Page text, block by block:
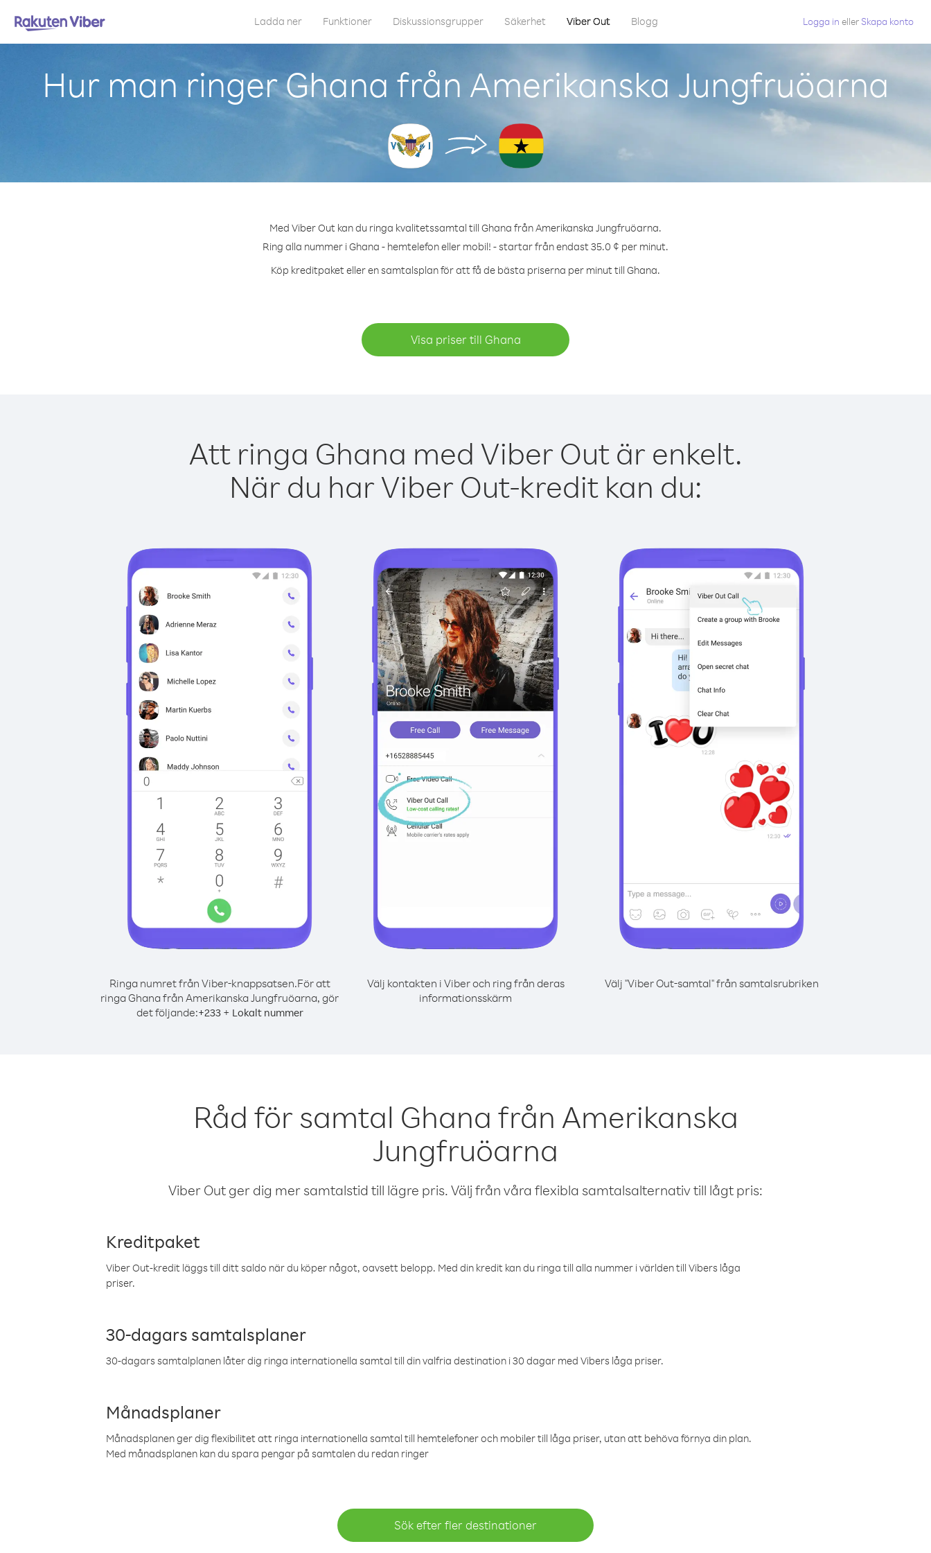
Ladda ner Funktioner Diskussionsgrupper Säkerhet Viber Out Blogg Logga in eller Skapa konto
Hur man ringer Ghana från Amerikanska Jungfruöarna
Med Viber Out kan du ringa kvalitetssamtal till Ghana från Amerikanska Jungfruöarna.
Ring alla nummer i Ghana - hemtelefon eller mobil! - startar från endast 35.0 ¢ per minut.
Köp kreditpaket eller en samtalsplan för att få de bästa priserna per minut till Ghana.
Visa priser till Ghana
Att ringa Ghana med Viber Out är enkelt.
När du har Viber Out-kredit kan du:
Ringa numret från Viber-knappsatsen.För att
ringa Ghana från Amerikanska Jungfruöarna, gör
det följande:+233+ Lokalt nummer
Välj kontakten i Viber och ring från deras
informationsskärm
Välj "Viber Out-samtal" från samtalsrubriken
Råd för samtal Ghana från Amerikanska
Jungfruöarna
Viber Out ger dig mer samtalstid till lägre pris. Välj från våra flexibla samtalsalternativ till lågt pris:
Kreditpaket
Viber Out-kredit läggs till ditt saldo när du köper något, oavsett belopp. Med din kredit kan du ringa till alla nummer i världen till Vibers låga
priser.
30-dagars samtalsplaner
30-dagars samtalplanen låter dig ringa internationella samtal till din valfria destination i 30 dagar med Vibers låga priser.
Månadsplaner
Månadsplanen ger dig flexibilitet att ringa internationella samtal till hemtelefoner och mobiler till låga priser, utan att behöva förnya din plan.
Med månadsplanen kan du spara pengar på samtalen du redan ringer
Sök efter fler destinationer